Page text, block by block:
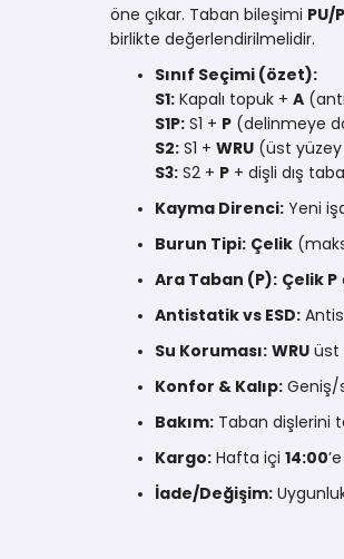
öne çıkar. Taban bileşimi PU/
birlikte değerlendirilmelidir.
Sınıf Seçimi (özet):
S1: Kapalı topuk + A
S1P: S1 + P (delinmeye
S2: S1 + WRU (üst yüzey
S3: S2 + P + dişli dış
Kayma Direnci: Yeni
Burun Tipi: Çelik
Ara Taban (P): Çelik P
Antistatik vs ESD:
Su Koruması: WRU üst
Konfor & Kalıp: Geniş/
Bakım: Taban dişlerini
Kargo: Hafta içi 14:00
İade/Değişim: